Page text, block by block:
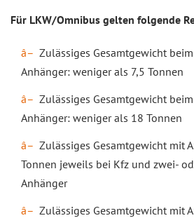
Für LKW/Omnibus gelten folgende
Zulässiges Gesamtgewicht
Anhänger: weniger als 7,5 Tonnen
Zulässiges Gesamtgewicht
Anhänger: weniger als 18 Tonnen
Zulässiges Gesamtgewicht mit
Tonnen jeweils bei Kfz und zwei-
Anhänger
Zulässiges Gesamtgewicht mit